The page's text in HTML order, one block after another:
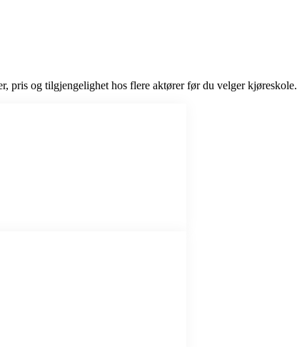
pris og tilgjengelighet hos flere aktører før du velger kjøreskole.